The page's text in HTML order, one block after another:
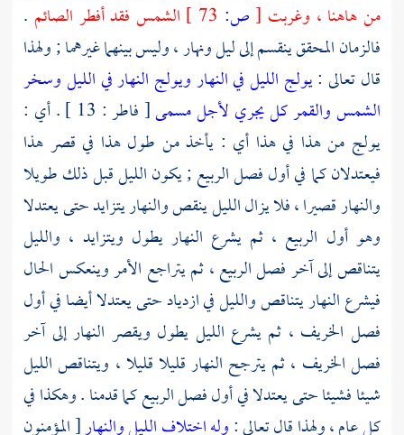
من هاهنا ، وغربت [ص: الشمس فقد أفطر الصائم .
فالزمان المحقق ينقسم إلى ليل ونهار ، وليس بينهما غيرهما ; ولهذا
قال تعالى :يولج الليل في النهار ويولج النهار في الليل وسخر
الشمس والقمر كل يجري لأجل مسمى
[ فاطر : 13 ] . أي :
يولج من هذا في هذا أي : يأخذ من طول هذا في قصر هذا
فيعتدلان كما في أول فصل الربيع ; يكون الليل قبل ذلك طويلا
والنهار قصيرا ، فلا يزال الليل ينقص والنهار يتزايد حتى يعتدلا
وهو أول الربيع ، ثم يشرع النهار يطول ويتزايد ، والليل
يتناقص إلى آخر فصل الربيع ، ثم يتراجع الأمر وينعكس الحال
فيشرع النهار يتناقص والليل في ازدياد حتى يعتدلا أيضا في أول
فصل الخريف ، ثم يشرع الليل يطول ويقصر النهار إلى آخر
فصل الخريف ، ثم يترجح النهار قليلا قليلا ، ويتناقص الليل
شيئا فشيئا حتى يعتدلا في أول فصل الربيع كما قدمنا . وهكذا في
كل عام ، ولهذا قال تعالى :وله اختلاف الليل والنهار[ المؤمنون